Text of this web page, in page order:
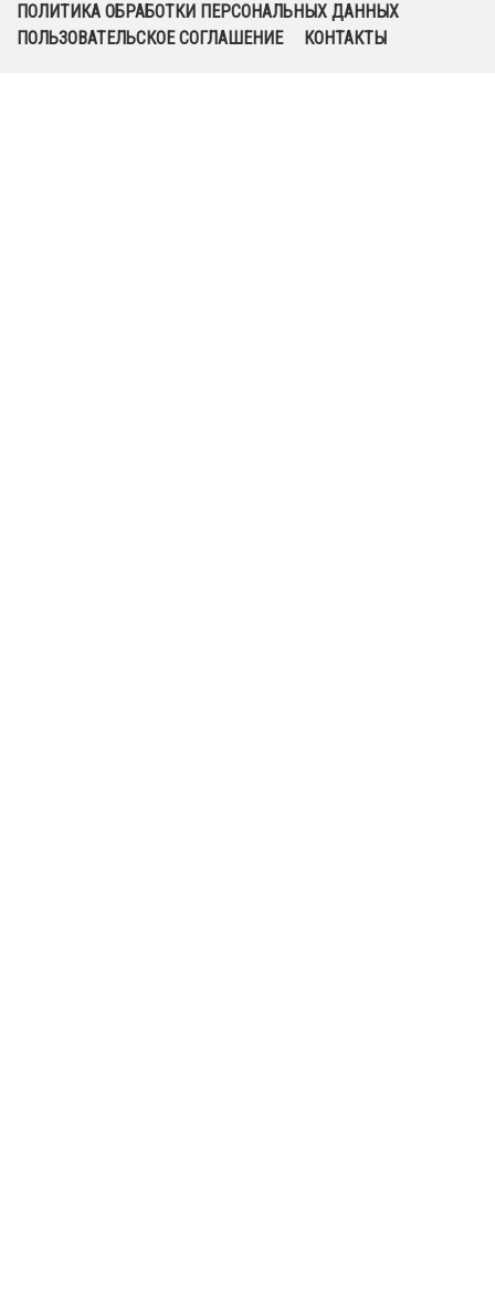
ПОЛИТИКА ОБРАБОТКИ ПЕРСОНАЛЬНЫХ ДАННЫХ
ПОЛЬЗОВАТЕЛЬСКОЕ СОГЛАШЕНИЕ
КОНТАКТЫ